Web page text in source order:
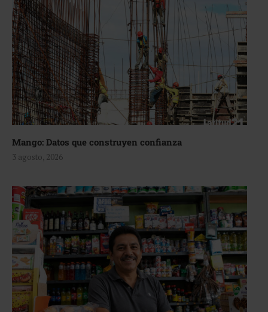
Mango: Datos que construyen confianza
3 agosto, 2026